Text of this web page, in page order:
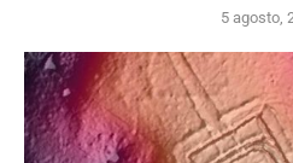
5 agosto,